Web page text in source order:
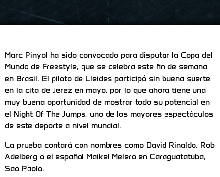
Marc Pinyol ha sido convocado para disputar la Copa del
Mundo de Freestyle, que se celebra este fin de semana
en Brasil. El piloto de Lleides participó sin buena suerte
en la cita de Jerez en mayo, por lo que ahora tiene una
muy buena oportunidad de mostrar todo su potencial en
el Night Of The Jumps, uno de los mayores espectáculos
de este deporte a nivel mundial.
La prueba contará con nombres como David Rinaldo, Rob
Adelberg o el español Maikel Melero en Caraguatatuba,
Sao Paolo.